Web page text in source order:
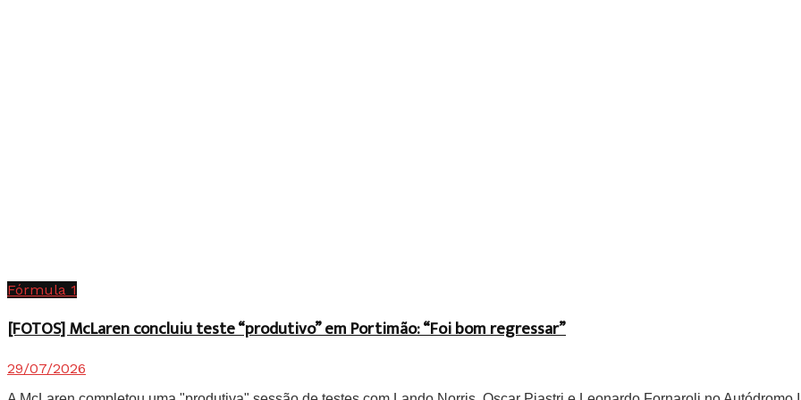
Fórmula 1
[FOTOS] McLaren concluiu teste “produtivo” em Portimão: “Foi bom regressar”
29/07/2026